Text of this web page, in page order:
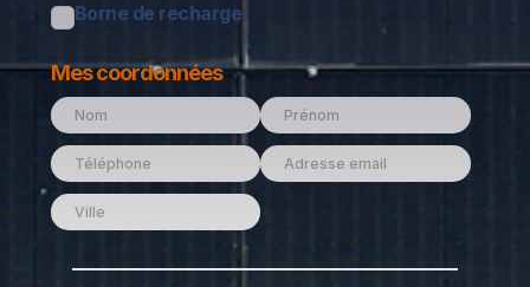
Borne de recharge
Mes coordonnées